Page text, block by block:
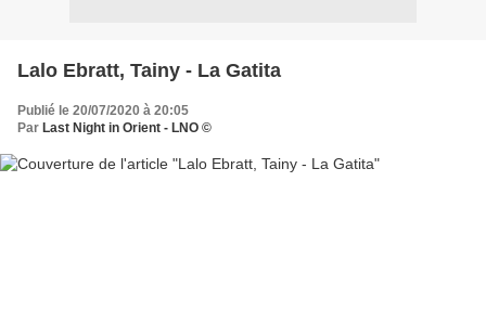
Lalo Ebratt, Tainy - La Gatita
Publié le 20/07/2020 à 20:05
Par Last Night in Orient - LNO ©